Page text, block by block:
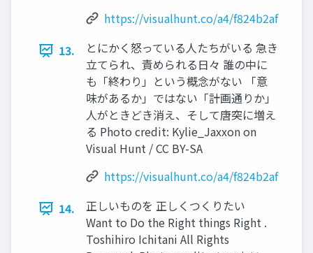
https://visualhunt.co/a4/f824b2af
13.
とにかく怒っている人たちがいる 急き
立てられ、責められる日々 誰の中に
も「終わり」という概念がない 「意
味があるか」ではない「計画通りか」
人がときどき消え、そして唐突に増え
る Photo credit: Kylie_Jaxxon on
Visual Hunt / CC BY-SA
https://visualhunt.co/a4/f824b2af
14.
正しいものを 正しくつくりたい
Want to Do the Right things Right .
Toshihiro Ichitani All Rights